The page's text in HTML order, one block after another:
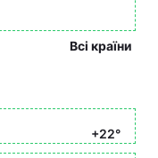
Всі країни
+22°